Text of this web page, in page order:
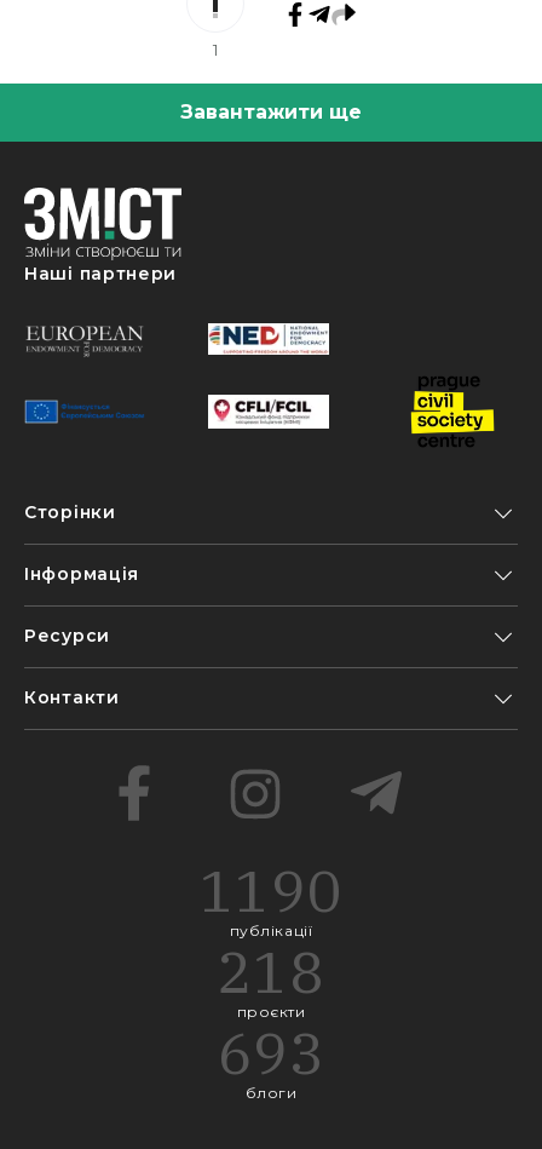
1
Завантажити ще
Наші партнери
Сторінки
Інформація
Ресурси
Контакти
1190
публікації
218
проєкти
693
блоги